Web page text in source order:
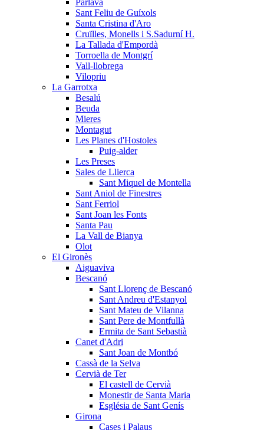
Parlavà
Sant Feliu de Guíxols
Santa Cristina d'Aro
Cruïlles, Monells i S.Sadurní H.
La Tallada d'Empordà
Torroella de Montgrí
Vall-llobrega
Vilopriu
La Garrotxa
Besalú
Beuda
Mieres
Montagut
Les Planes d'Hostoles
Puig-alder
Les Preses
Sales de Llierca
Sant Miquel de Montella
Sant Aniol de Finestres
Sant Ferriol
Sant Joan les Fonts
Santa Pau
La Vall de Bianya
Olot
El Gironès
Aiguaviva
Bescanó
Sant Llorenç de Bescanó
Sant Andreu d'Estanyol
Sant Mateu de Vilanna
Sant Pere de Montfullà
Ermita de Sant Sebastià
Canet d'Adri
Sant Joan de Montbó
Cassà de la Selva
Cervià de Ter
El castell de Cervià
Monestir de Santa Maria
Església de Sant Genís
Girona
Cases i Palaus